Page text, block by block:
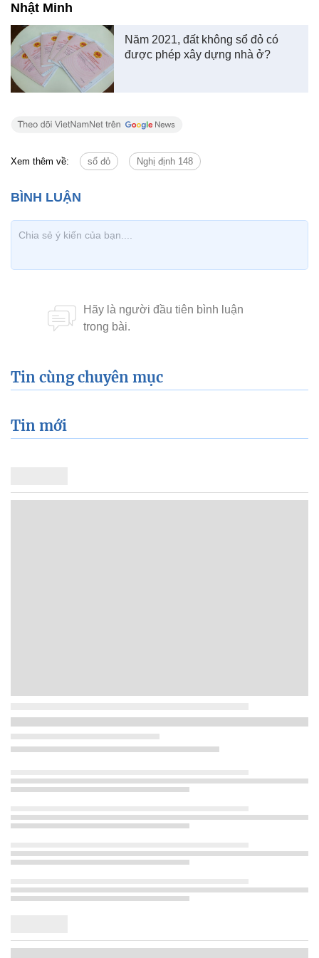
Nhật Minh
Năm 2021, đất không sổ đỏ có
được phép xây dựng nhà ở?
Xem thêm về: sổ đỏ Nghị định 148
Tin cùng chuyên mục
Tin mới